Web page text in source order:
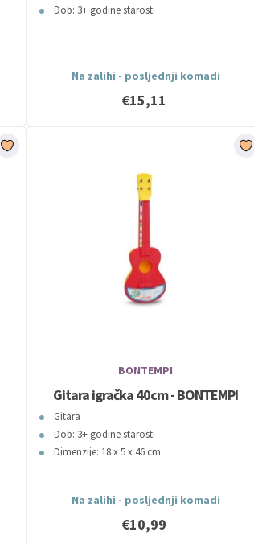
Dob: 3+ godine starosti
Na zalihi - posljednji komadi
€15,11
BONTEMPI
Gitara igračka 40cm - BONTEMPI
Gitara
Dob: 3+ godine starosti
Dimenzije: 18 x 5 x 46 cm
Na zalihi - posljednji komadi
€10,99